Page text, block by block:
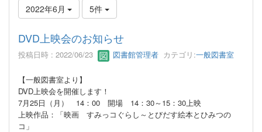
2022年6月 5件
DVD上映会のお知らせ
投稿日時 : 2022/06/23 図書館管理者 カテゴリ:一般図書室
【一般図書室より】
DVD上映会を開催します！
7月25日（月） 14：00 開場 14：30～15：30上映
上映作品：「映画 すみっコぐらし～とびだす絵本とひみつの
コ」